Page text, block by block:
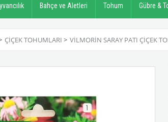
Bahçe ve Aletleri Tohum Gübre &
ÇIÇEK TOHUMLARI > VILMORIN SARAY PATI ÇIÇEK